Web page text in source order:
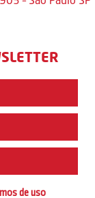
de uso